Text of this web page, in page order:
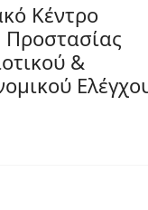
Κέντρο
Προστασίας
&